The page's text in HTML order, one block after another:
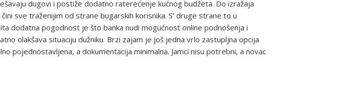
dugovi i postiže dodatno raterećenje kućnog budžeta. Do izražaja
sve traženijim od strane bugarskih korisnika. S’ druge strane to u
dodatna pogodnost je što banka nudi mogućnost online podnošenja i
olakšava situaciju dužniku. Brzi zajam je još jedna vrlo zastupljna opcija
pojednostavljena, a dokumentacija minimalna. Jamci nisu potrebni, a novac